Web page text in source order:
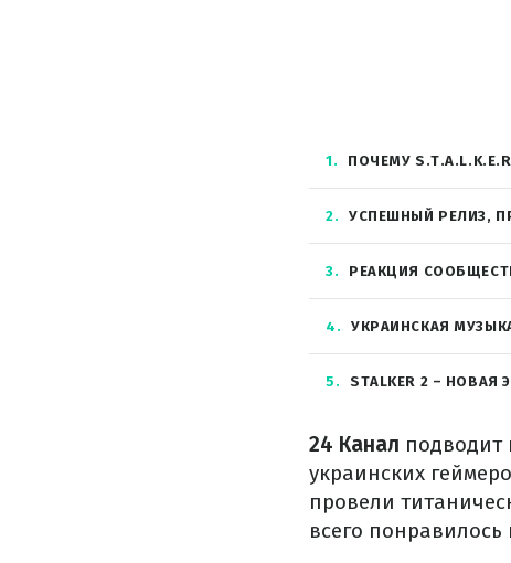
1 ПОЧЕМУ
2 УСПЕШНЫЙ РЕЛИЗ,
3 РЕАКЦИЯ
4 УКРАИНСКАЯ МУЗЫКА
5 STALKER 2 –
24 Канал подводит
украинских
провели
всего понравилось